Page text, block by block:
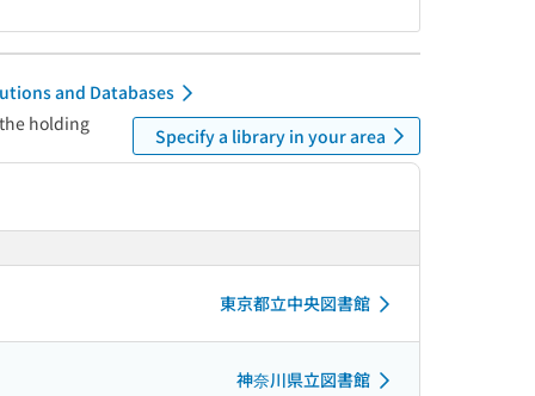
and Databases
holding
Specify a library in your area
東京都立中央図書館
神奈川県立図書館